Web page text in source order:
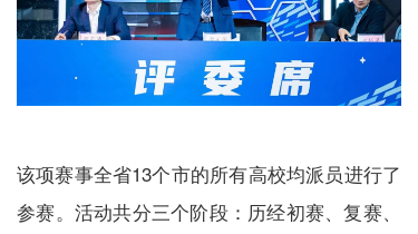
该项赛事全省13个市的所有高校均派员进行了
参赛。活动共分三个阶段：历经初赛、复赛、